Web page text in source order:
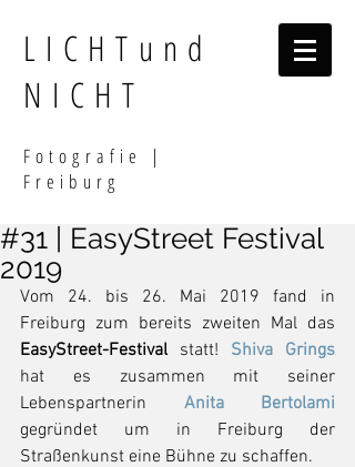
LICHTund
NICHT
Fotografi e |
Freiburg
#31 | EasyStreet Festival
2019
Vom 24. bis 26. Mai 2019 fand in
EasyStreet-Festival statt! Shiva Grings
hat es zusammen mit seiner
Lebenspartnerin Anita Bertolami
gegründet um in Freiburg der
Straßenkunst eine Bühne zu schaffen.